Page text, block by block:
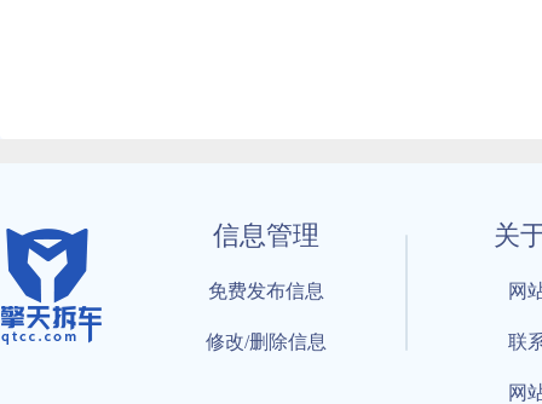
信息管理
免费发布信息
修改/删除信息
关
网
联
网